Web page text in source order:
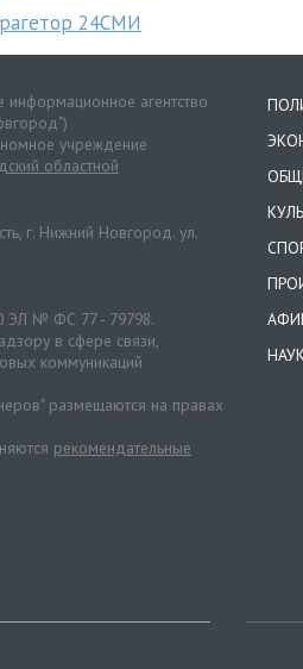
24СМИ
агентство
учреждение
областной
г. Нижний Новгород. ул.
ЭЛ № ФС 77 - 79798.
в сфере связи,
коммуникаций
размещаются на правах
рекомендательные